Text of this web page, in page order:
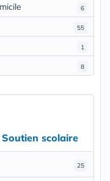
6
55
1
8
scolaire
25